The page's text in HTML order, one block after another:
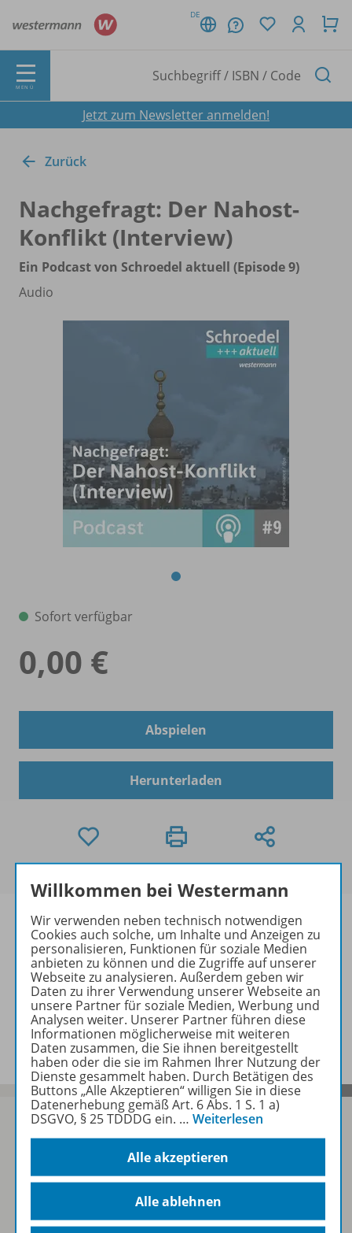
DE
MENÜ
Jetzt zum Newsletter anmelden!
Zurück
Nachgefragt: Der Nahost-
Konflikt (Interview)
Ein Podcast von Schroedel aktuell (Episode 9)
Audio
Sofort verfügbar
0,00 €
Abspielen
Herunterladen
Informationen
Beschreibung
Willkommen bei Westermann
Wir verwenden neben technisch notwendigen
Cookies auch solche, um Inhalte und Anzeigen zu
personalisieren, Funktionen für soziale Medien
anbieten zu können und die Zugriffe auf unserer
Webseite zu analysieren. Außerdem geben wir
Daten zu ihrer Verwendung unserer Webseite an
unsere Partner für soziale Medien, Werbung und
Analysen weiter. Unserer Partner führen diese
Informationen möglicherweise mit weiteren
Daten zusammen, die Sie ihnen bereitgestellt
haben oder die sie im Rahmen Ihrer Nutzung der
Dienste gesammelt haben. Durch Betätigen des
Buttons „Alle Akzeptieren“ willigen Sie in diese
Datenerhebung gemäß Art. 6 Abs. 1 S. 1 a)
DSGVO, § 25 TDDDG ein. … Weiterlesen
Alle akzeptieren
Alle ablehnen